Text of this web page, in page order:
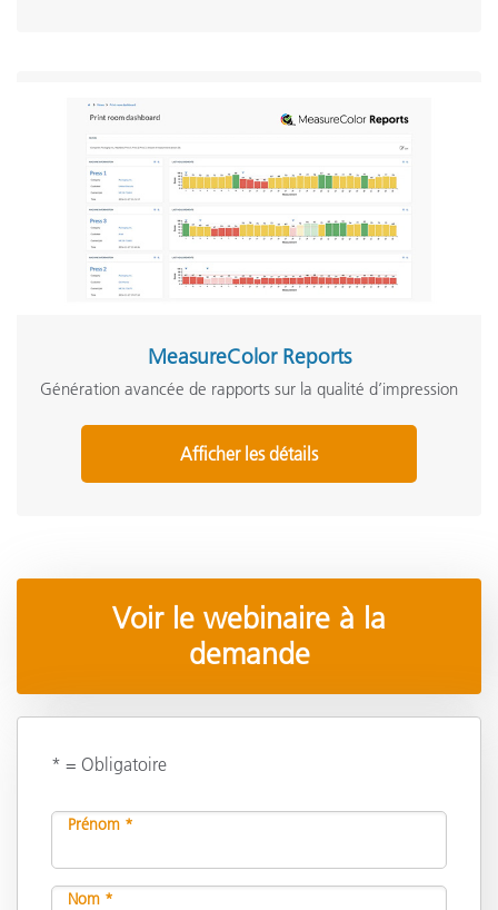
MeasureColor Reports
Génération avancée de rapports sur la qualité d’impression
Afficher les détails
Voir le webinaire à la
demande
* = Obligatoire
Prénom *
Nom *